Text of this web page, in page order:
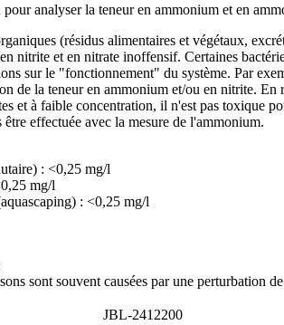
analyser la teneur en ammonium et en
(résidus alimentaires et végétaux,
nitrite et en nitrate inoffensif. Certaines
sur le "fonctionnement" du système. Par
de la teneur en ammonium et/ou en nitrite.
et à faible concentration, il n'est pas toxique
effectuée avec la mesure de l'ammonium.
: <0,25 mg/l
mg/l
: <0,25 mg/l
sont souvent causées par une perturbation
JBL-2412200